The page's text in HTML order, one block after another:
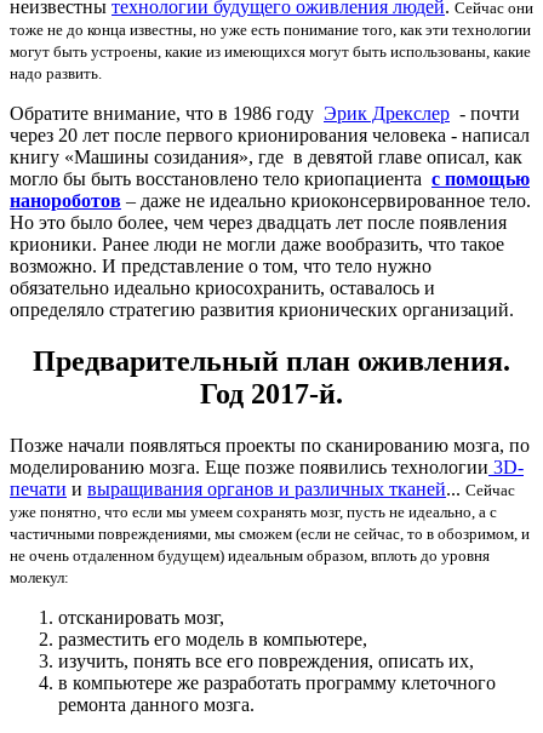
неизвестны технологии будущего оживления людей. Сейчас они
тоже не до конца известны, но уже есть понимание того, как эти технологии
могут быть устроены, какие из имеющихся могут быть использованы, какие
надо развить.
Обратите внимание, что в 1986 году Эрик Дрекслер - почти
через 20 лет после первого крионирования человека - написал
книгу «Машины созидания», где в девятой главе описал, как
могло бы быть восстановлено тело криопациента с помощью
нанороботов – даже не идеально криоконсервированное тело.
Но это было более, чем через двадцать лет после появления
крионики. Ранее люди не могли даже вообразить, что такое
возможно. И представление о том, что тело нужно
обязательно идеально криосохранить, оставалось и
определяло стратегию развития крионических организаций.
Предварительный план оживления.
Год 2017-й.
Позже начали появляться проекты по сканированию мозга, по
моделированию мозга. Еще позже появились технологии 3D-
печати и выращивания органов и различных тканей... Сейчас
уже понятно, что если мы умеем сохранять мозг, пусть не идеально, а с
частичными повреждениями, мы сможем (если не сейчас, то в обозримом, и
не очень отдаленном будущем) идеальным образом, вплоть до уровня
молекул:
отсканировать мозг,
разместить его модель в компьютере,
изучить, понять все его повреждения, описать их,
в компьютере же разработать программу клеточного
ремонта данного мозга.